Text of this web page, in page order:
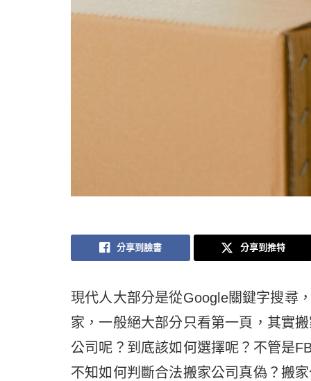
分享到臉書 分享到推特
現代人大部分是從Google關鍵字搜尋
家，一般絕大部分只看第一頁，其實
公司呢？到底該如何選擇呢？不管是
不知如何判斷合法搬家公司真偽？搬